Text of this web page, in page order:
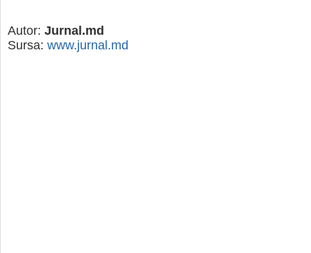
Autor: Jurnal.md
Sursa: www.jurnal.md